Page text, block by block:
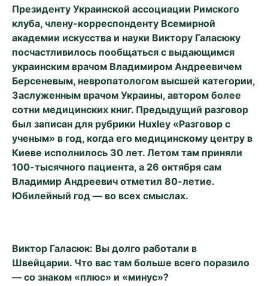
Президенту Украинской ассоциации Римского
клуба, члену-корреспонденту Всемирной
академии искусства и науки Виктору Галасюку
посчастливилось пообщаться с выдающимся
украинским врачом Владимиром Андреевичем
Берсеневым, невропатологом высшей категории,
Заслуженным врачом Украины, автором более
сотни медицинских книг. Предыдущий разговор
был записан для рубрики Huxley «Разговор с
ученым» в год, когда его медицинскому центру в
Киеве исполнилось 30 лет. Летом там приняли
100-тысячного пациента, а 26 октября сам
Владимир Андреевич отметил 80-летие.
Юбилейный год — во всех смыслах.
Виктор Галасюк: Вы долго работали в
Швейцарии. Что вас там больше всего поразило
— со знаком «плюс» и «минус»?